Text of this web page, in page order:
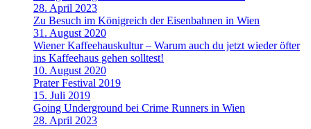
28. April 2023
Zu Besuch im Königreich der Eisenbahnen in Wien
31. August 2020
Wiener Kaffeehauskultur – Warum auch du jetzt wieder öfter
ins Kaffeehaus gehen solltest!
10. August 2020
Prater Festival 2019
15. Juli 2019
Going Underground bei Crime Runners in Wien
28. April 2023